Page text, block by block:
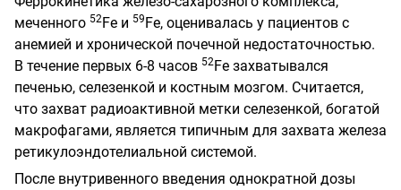
меченного 52Fе и 59Fе, оценивалась у пациентов с
анемией и хронической почечной недостаточностью.
В течение первых 6-8 часов 52Fе захватывался
печенью, селезенкой и костным мозгом. Считается,
что захват радиоактивной метки селезенкой, богатой
макрофагами, является типичным для захвата железа
ретикулоэндотелиальной системой.
После внутривенного введения однократной дозы